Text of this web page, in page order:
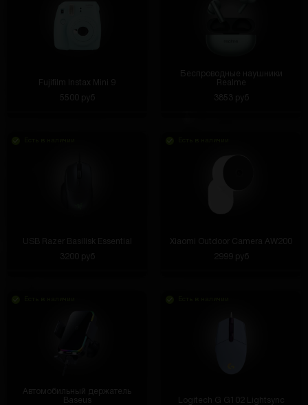
Fujifilm Instax Mini 9
5500 руб
Беспроводные наушники
Realme
3853 руб
USB Razer Basilisk Essential
3200 руб
Xiaomi Outdoor Camera AW200
2999 руб
Автомобильный держатель
Baseus
Logitech G G102 Lightsync